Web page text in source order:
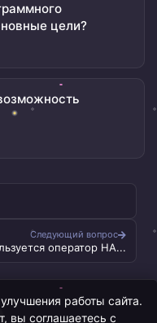
цели?
Следующий вопрос
оператор HA...
работы сайта.
вы соглашаетесь с